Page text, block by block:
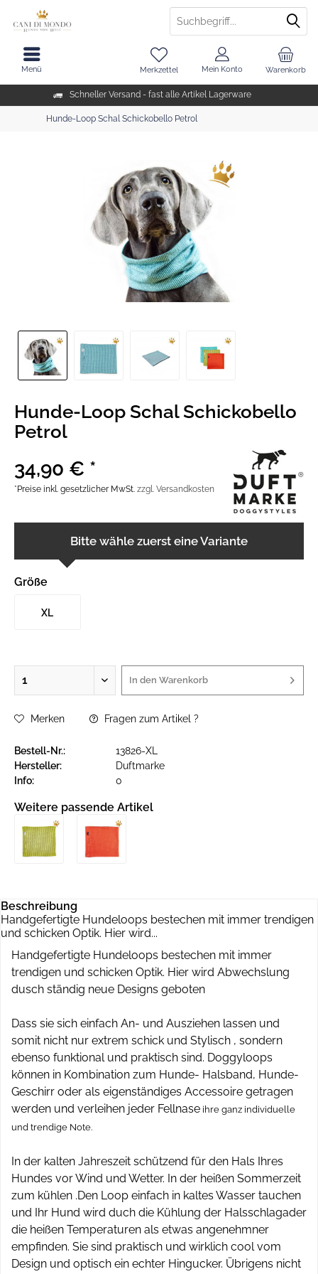
Schneller Versand - fast alle Artikel Lagerware
Warenkorb
Merkzettel Mein Konto
Menü
Hunde-Loop Schal Schickobello Petrol
Hunde-Loop Schal Schickobello
Petrol
34,90 € *
*Preise inkl. gesetzlicher MwSt. zzgl. Versandkosten
Bitte wähle zuerst eine Variante
Größe
XL
In den Warenkorb
Merken Fragen zum Artikel ?
Bestell-Nr.:
13826-XL
Hersteller:
Duftmarke
Info:
0
Weitere passende Artikel
Beschreibung
Handgefertigte Hundeloops bestechen mit immer trendigen
und schicken Optik. Hier wird...
Handgefertigte Hundeloops bestechen mit immer
trendigen und schicken Optik. Hier wird Abwechslung
dusch ständig neue Designs geboten
Dass sie sich einfach An- und Ausziehen lassen und
somit nicht nur extrem schick und Stylisch , sondern
ebenso funktional und praktisch sind. Doggyloops
können in Kombination zum Hunde- Halsband, Hunde-
Geschirr oder als eigenständiges Accessoire getragen
werden und verleihen jeder Fellnase ihre ganz individuelle
und trendige Note.
In der kalten Jahreszeit schützend für den Hals Ihres
Hundes vor Wind und Wetter. In der heißen Sommerzeit
zum kühlen .Den Loop einfach in kaltes Wasser tauchen
und Ihr Hund wird duch die Kühlung der Halsschlagader
die heißen Temperaturen als etwas angenehmner
empfinden. Sie sind praktisch und wirklich cool vom
Design und optisch ein echter Hingucker. Übrigens nicht